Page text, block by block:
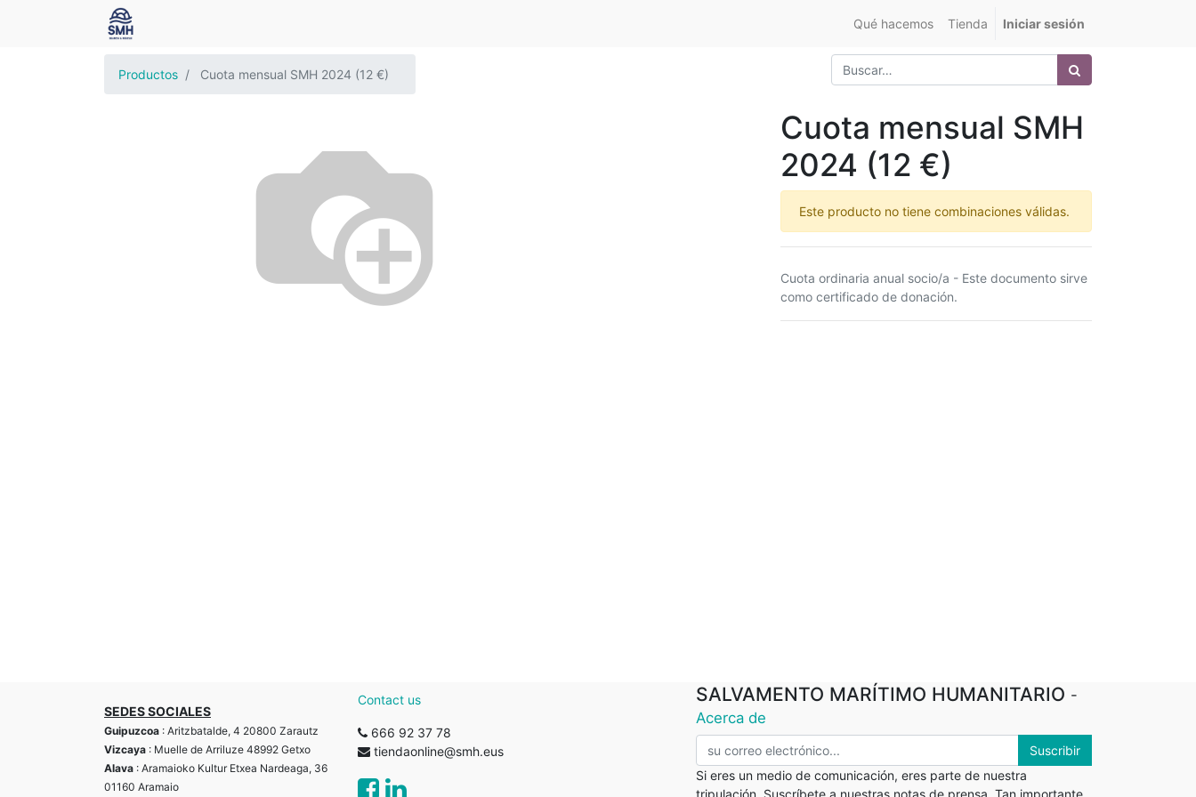
Qué hacemos Tienda Iniciar sesión
Productos Cuota mensual SMH 2024 (12 €)
Cuota mensual SMH
2024 (12 €)
Este producto no tiene combinaciones válidas.
Cuota ordinaria anual socio/a - Este documento sirve
como certificado de donación.
SEDES SOCIALES
Guipuzcoa : Aritzbatalde, 4 20800 Zarautz
Vizcaya : Muelle de Arriluze 48992 Getxo
Alava : Aramaioko Kultur Etxea Nardeaga, 36
01160 Aramaio
Contact us
666 92 37 78
tiendaonline@smh.eus
SALVAMENTO MARÍTIMO HUMANITARIO -
Acerca de
Suscribir
Si eres un medio de comunicación, eres parte de nuestra
tripulación. Suscríbete a nuestras notas de prensa. Tan importante